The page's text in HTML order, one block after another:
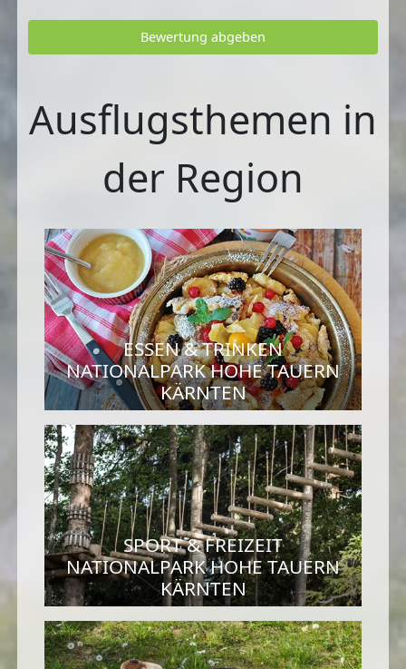
Bewertung abgeben
Ausflugsthemen in
der Region
ESSEN & TRINKEN
NATIONALPARK HOHE TAUERN
KÄRNTEN
SPORT & FREIZEIT
NATIONALPARK HOHE TAUERN
KÄRNTEN